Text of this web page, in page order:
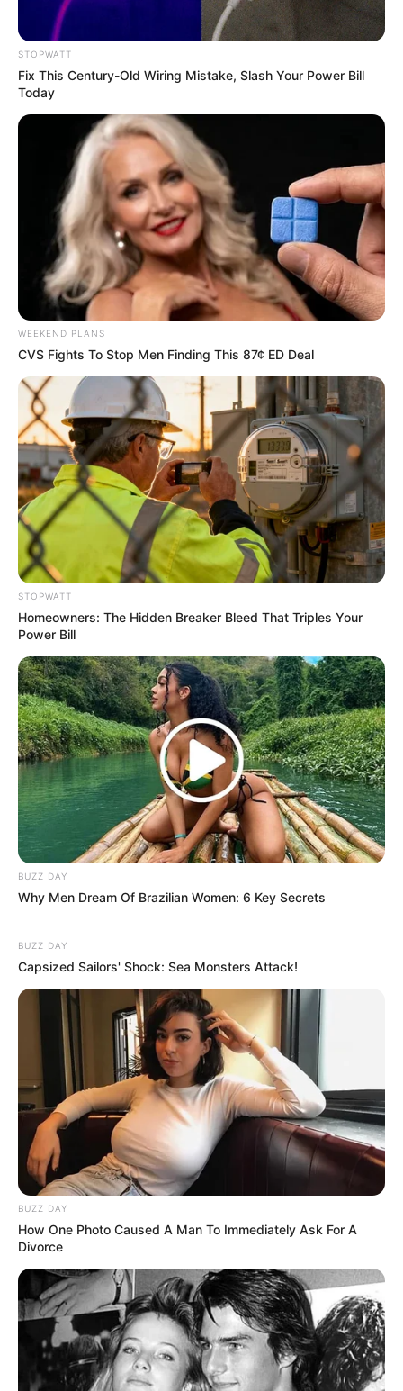
Hollywood's Inaccurate Portrayal of Reality - Take a
Look Inside!
BRAINBERRIES
Guatemala Dental
GUATEMALA DENTAL
Suspicious Eagle Tries To Steal Puppy - Watch What
Happened
BUZZ DAY
Men Are Ditching $80 Viagra For This 87¢ Blue Pill
FRIDAY PLANS
5 Military Discounts That Quietly Run All Year (Up To
60%)
รวมวิธีกำจัดไขมันที่ได้รับความนิยมสูงสุดในไทย
LUMETHINK.COM
STOPWATT
Fix This Century-Old Wiring Mistake, Slash Your Power Bill
Today
WEEKEND PLANS
CVS Fights To Stop Men Finding This 87¢ ED Deal
STOPWATT
Homeowners: The Hidden Breaker Bleed That Triples Your
Power Bill
BUZZ DAY
Why Men Dream Of Brazilian Women: 6 Key Secrets
BUZZ DAY
Capsized Sailors' Shock: Sea Monsters Attack!
BUZZ DAY
How One Photo Caused A Man To Immediately Ask For A
Divorce